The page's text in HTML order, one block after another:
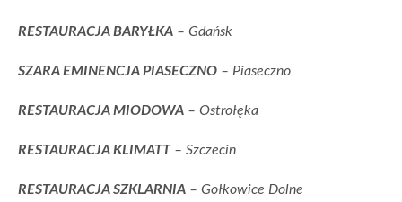
RESTAURACJA BARYŁKA – Gdańsk
SZARA EMINENCJA PIASECZNO – Piaseczno
RESTAURACJA MIODOWA – Ostrołęka
RESTAURACJA KLIMATT– Szczecin
RESTAURACJA SZKLARNIA – Gołkowice Dolne